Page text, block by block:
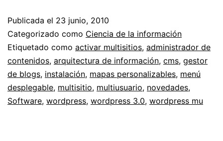
y
la
arquitectura
de
información
Publicada el 23 junio, 2010
Categorizado como Ciencia de la información
Etiquetado como activar multisitios, administrador de
contenidos, arquitectura de información, cms, gestor
de blogs, instalación, mapas personalizables, menú
desplegable, multisitio, multiusuario, novedades,
Software, wordpress, wordpress 3.0, wordpress mu